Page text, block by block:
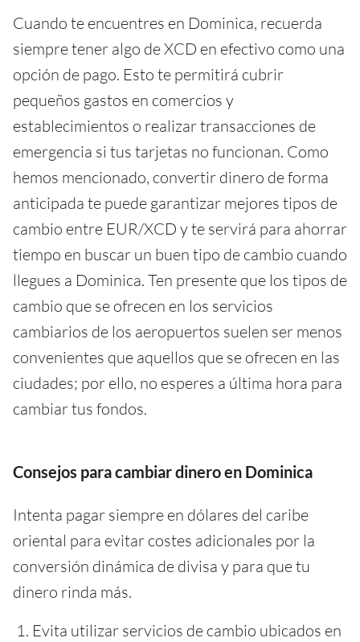
Cuando te encuentres en Dominica, recuerda
siempre tener algo de XCD en efectivo como una
opción de pago. Esto te permitirá cubrir
pequeños gastos en comercios y
establecimientos o realizar transacciones de
emergencia si tus tarjetas no funcionan. Como
hemos mencionado, convertir dinero de forma
anticipada te puede garantizar mejores tipos de
cambio entre EUR/XCD y te servirá para ahorrar
tiempo en buscar un buen tipo de cambio cuando
llegues a Dominica. Ten presente que los tipos de
cambio que se ofrecen en los servicios
cambiarios de los aeropuertos suelen ser menos
convenientes que aquellos que se ofrecen en las
ciudades; por ello, no esperes a última hora para
cambiar tus fondos.
Consejos para cambiar dinero en Dominica
Intenta pagar siempre en dólares del caribe
oriental para evitar costes adicionales por la
conversión dinámica de divisa y para que tu
dinero rinda más.
Evita utilizar servicios de cambio ubicados en